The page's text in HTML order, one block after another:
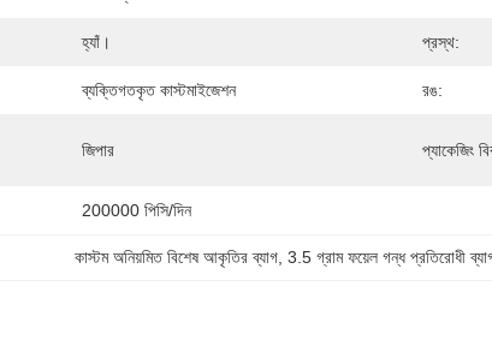
হ্যাঁ। প্রস্থ:
ব্যক্তিগতকৃত কাস্টমাইজেশন রঙ:
জিপার প্যাকেজিং
200000 পিসি/দিন
কাস্টম অনিয়মিত বিশেষ আকৃতির ব্যাগ , 3.5 গ্রাম ফয়েল গন্ধ প্রতিরোধী